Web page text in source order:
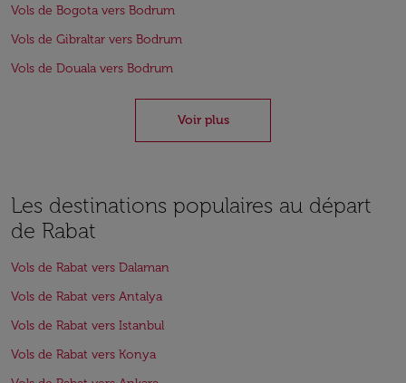
Vols de Bogota vers Bodrum
Vols de Gibraltar vers Bodrum
Vols de Douala vers Bodrum
Voir plus
Les destinations populaires au départ
de Rabat
Vols de Rabat vers Dalaman
Vols de Rabat vers Antalya
Vols de Rabat vers Istanbul
Vols de Rabat vers Konya